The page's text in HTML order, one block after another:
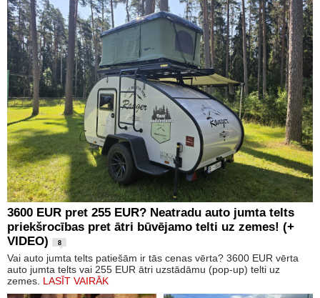
3600 EUR pret 255 EUR? Neatradu auto jumta telts
priekšrocības pret ātri būvējamo telti uz zemes! (+
VIDEO)
8
Vai auto jumta telts patiešām ir tās cenas vērta? 3600 EUR vērta
auto jumta telts vai 255 EUR ātri uzstādāmu (pop-up) telti uz
zemes. LASĪT VAIRĀK